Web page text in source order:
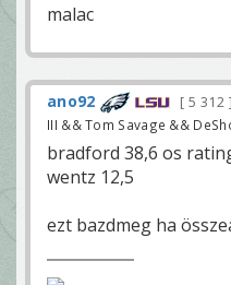
malac
ano92 5 312
III && Tom Savage &&
bradford 38,6 os
wentz 12,5
ezt bazdmeg ha